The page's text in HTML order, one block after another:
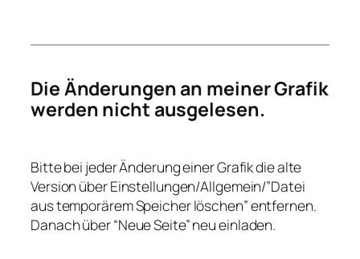
Die Änderungen an meiner Grafik
werden nicht ausgelesen.
Bitte bei jeder Änderung einer Grafik die alte
Version über Einstellungen/Allgemein/”Datei
aus temporärem Speicher löschen” entfernen.
Danach über “Neue Seite” neu einladen.